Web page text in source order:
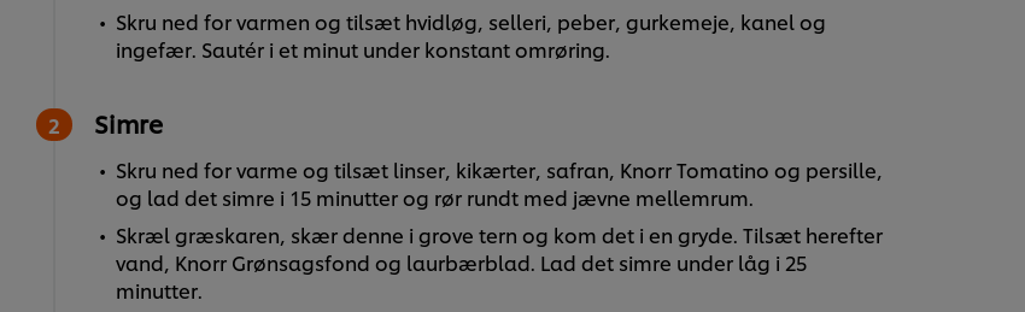
Skru ned for varmen og tilsæt hvidløg, selleri, peber, gurkemeje, kanel og
ingefær. Sautér i et minut under konstant omrøring.
Simre
Skru ned for varme og tilsæt linser, kikærter, safran, Knorr Tomatino og persille,
og lad det simre i 15 minutter og rør rundt med jævne mellemrum.
Skræl græskaren, skær denne i grove tern og kom det i en gryde. Tilsæt herefter
vand, Knorr Grønsagsfond og laurbærblad. Lad det simre under låg i 25
minutter.